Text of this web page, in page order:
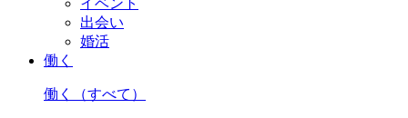
イベント
出会い
婚活
働く
働く （すべて）